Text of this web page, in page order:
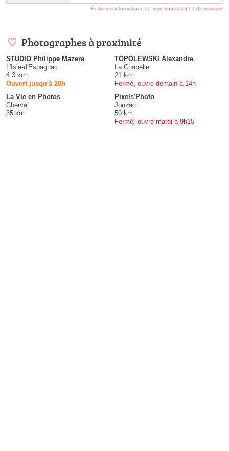
Éditer les informations de mon photographe de mariage
Photographes à proximité
STUDIO Philippe Mazere
L'Isle-d'Espagnac
4.3 km
Ouvert jusqu'à 20h
TOPOLEWSKI Alexandre
La Chapelle
21 km
Fermé, ouvre demain à 14h
La Vie en Photos
Cherval
35 km
Pixels'Photo
Jonzac
50 km
Fermé, ouvre mardi à 9h15